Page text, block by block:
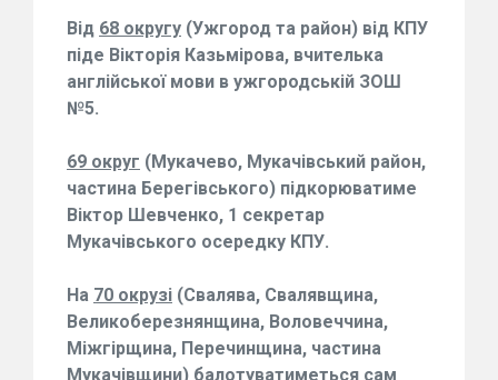
Від 68 округу (Ужгород та район) від КПУ
піде Вікторія Казьмірова, вчителька
англійської мови в ужгородській ЗОШ
№5.
69 округ (Мукачево, Мукачівський район,
частина Берегівського) підкорюватиме
Віктор Шевченко, 1 секретар
Мукачівського осередку КПУ.
На 70 окрузі (Свалява, Свалявщина,
Великоберезнянщина, Воловеччина,
Міжгірщина, Перечинщина, частина
Мукачівщини) балотуватиметься сам